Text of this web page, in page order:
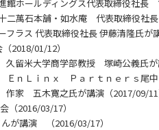
ホールディングス代表取締役社長
二萬石本舗・如水庵 代表取締役社
ラス 代表取締役社長 伊藤清隆氏が
2018/01/12）
留米大学商学部教授 塚崎公義氏が
ＥｎＬｉｎｘ Ｐａｒｔｎｅｒｓ尾
作家 五木寛之氏が講演（2017/09/
（2016/03/17）
が講演 （2016/03/17）